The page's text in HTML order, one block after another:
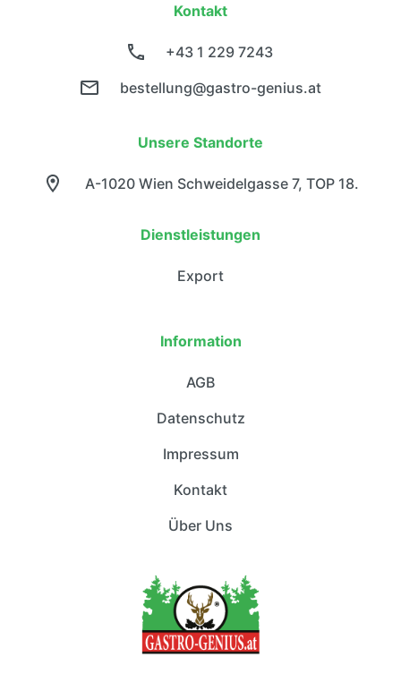
Kontakt
+43 1 229 7243
bestellung@gastro-genius.at
Unsere Standorte
A-1020 Wien Schweidelgasse 7, TOP 18.
Dienstleistungen
Export
Information
AGB
Datenschutz
Impressum
Kontakt
Über Uns